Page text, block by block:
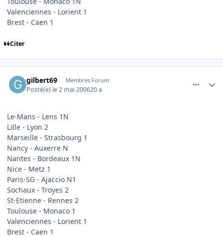
Valenciennes - Lorient 1
Brest - Caen 1
Citer
gilbert69 Membres Forum
Posté(e) le 2 mai 200620 a
Le-Mans - Lens 1N
Lille - Lyon 2
Marseille - Strasbourg 1
Nancy - Auxerre N
Nantes - Bordeaux 1N
Nice - Metz 1
Paris-SG - Ajaccio N1
Sochaux - Troyes 2
St-Etienne - Rennes 2
Toulouse - Monaco 1
Valenciennes - Lorient 1
Brest - Caen 1